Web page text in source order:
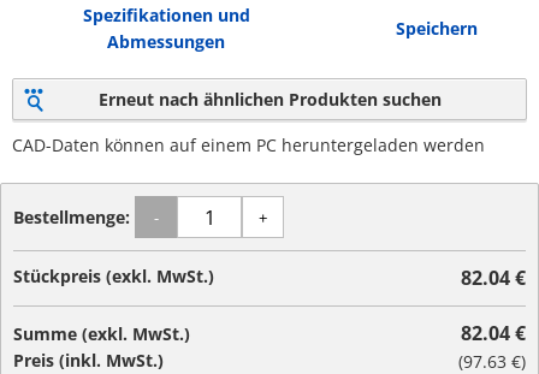
Spezifikationen und
Abmessungen
Speichern
Erneut nach ähnlichen Produkten suchen
CAD-Daten können auf einem PC heruntergeladen werden
Bestellmenge: - +
Stückpreis (exkl. MwSt.) 82.04 €
Summe (exkl. MwSt.)
Preis (inkl. MwSt.)
82.04 €
(97.63 €)